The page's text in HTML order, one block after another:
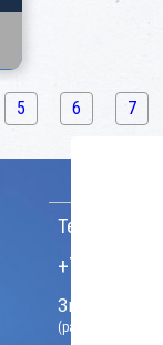
5 6 7
Телефон:
+7 (906)
Звонки
(рабочие дни,